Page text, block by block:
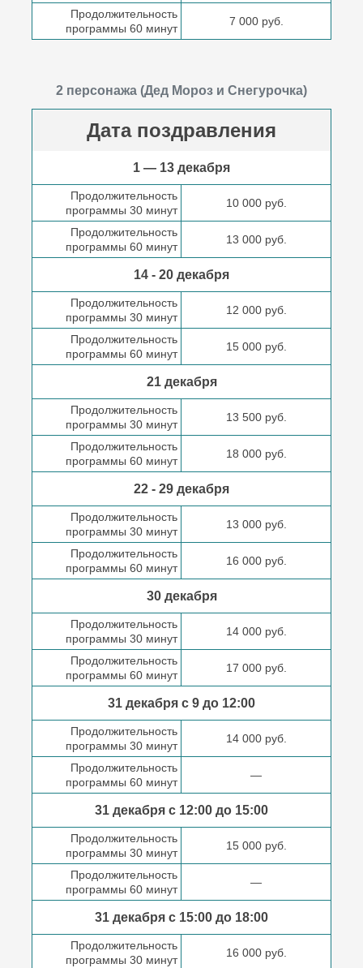
Продолжительность
программы 60 минут
7 000 руб.
2 персонажа (Дед Мороз и Снегурочка)
Дата поздравления
1 — 13 декабря
Продолжительность
программы 30 минут
10 000 руб.
Продолжительность
программы 60 минут
13 000 руб.
14 - 20 декабря
Продолжительность
программы 30 минут
12 000 руб.
Продолжительность
программы 60 минут
15 000 руб.
21 декабря
Продолжительность
программы 30 минут
13 500 руб.
Продолжительность
программы 60 минут
18 000 руб.
22 - 29 декабря
Продолжительность
программы 30 минут
13 000 руб.
Продолжительность
программы 60 минут
16 000 руб.
30 декабря
Продолжительность
программы 30 минут
14 000 руб.
Продолжительность
программы 60 минут
17 000 руб.
31 декабря с 9 до 12:00
Продолжительность
программы 30 минут
14 000 руб.
Продолжительность
программы 60 минут
—
31 декабря с 12:00 до 15:00
Продолжительность
программы 30 минут
15 000 руб.
Продолжительность
программы 60 минут
—
31 декабря с 15:00 до 18:00
Продолжительность
программы 30 минут
16 000 руб.